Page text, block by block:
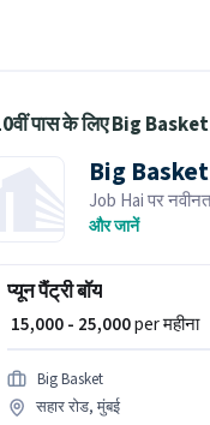
पास के लिए Big
Big Basket
Job Hai पर
भर्तीकर्ता के पास
और जानें
प्यून पैंट्री बॉय
₹ 15,000 - 25,000per महीना
Big Basket
सहार रोड, मुंबई